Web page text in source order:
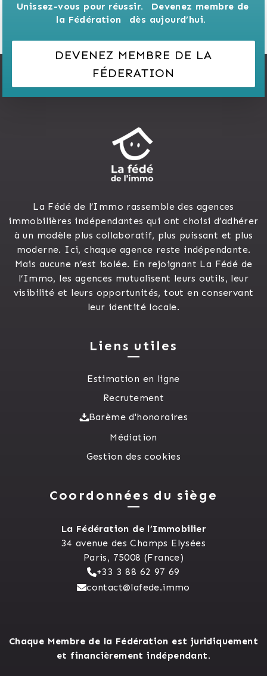
Unissez-vous pour réussir.
Devenez membre de
la Fédération
dès aujourd’hui.
DEVENEZ MEMBRE DE LA
FÉDERATION
La Fédé de l’Immo rassemble des agences
immobilières indépendantes qui ont choisi d’adhérer
à un modèle plus collaboratif, plus puissant et plus
moderne. Ici, chaque agence reste indépendante.
Mais aucune n’est isolée. En rejoignant La Fédé de
l’Immo, les agences mutualisent leurs outils, leur
visibilité et leurs opportunités, tout en conservant
leur identité locale.
Liens utiles
Estimation en ligne
Recrutement
Barème d'honoraires
Médiation
Gestion des cookies
Coordonnées du siège
La Fédération de l’Immobilier
34 avenue des Champs Elysées
Paris, 75008 (France)
+33 3 88 62 97 69
contact@lafede.immo
Chaque Membre de la Fédération est juridiquement
et financièrement indépendant.